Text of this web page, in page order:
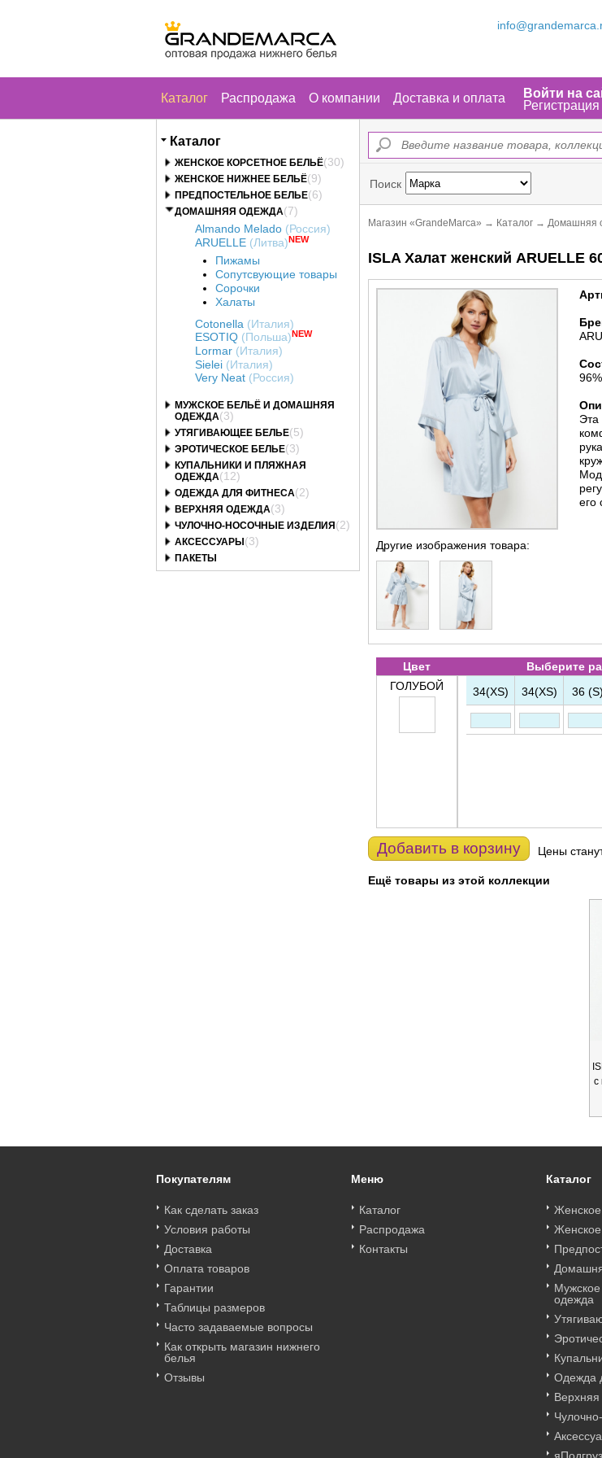
Каталог Распродажа О компании Доставка и оплата
Войти на
Регистрация
Каталог
ЖЕНСКОЕ КОРСЕТНОЕ БЕЛЬЁ(30)
ЖЕНСКОЕ НИЖНЕЕ БЕЛЬЁ(9)
ПРЕДПОСТЕЛЬНОЕ БЕЛЬЕ(6)
ДОМАШНЯЯ ОДЕЖДА(7)
Almando Melado (Россия)
ARUELLE (Литва)NEW
Пижамы
Сопутсвующие товары
Сорочки
Халаты
Cotonella (Италия)
ESOTIQ (Польша) NEW
Lormar (Италия)
Sielei (Италия)
Very Neat (Россия)
МУЖСКОЕ БЕЛЬЁ И ДОМАШНЯЯ
ОДЕЖДА(3)
УТЯГИВАЮЩЕЕ БЕЛЬЕ(5)
ЭРОТИЧЕСКОЕ БЕЛЬЕ(3)
КУПАЛЬНИКИ И ПЛЯЖНАЯ
ОДЕЖДА(12)
ОДЕЖДА ДЛЯ ФИТНЕСА(2)
ВЕРХНЯЯ ОДЕЖДА(3)
ЧУЛОЧНО-НОСОЧНЫЕ ИЗДЕЛИЯ (2)
АКСЕССУАРЫ (3)
ПАКЕТЫ
Поиск
Магазин «GrandeMarca» → Каталог → Домашняя
ISLA Халат женский ARUELLE
Другие изображения товара:
Эта
его
Цвет Выберите
ГОЛУБОЙ
34(XS) 34(XS) 36 (S)
Добавить в корзину Цены
Ещё товары из этой коллекции
с
Покупателям
Как сделать заказ
Условия работы
Доставка
Оплата товаров
Гарантии
Таблицы размеров
Часто задаваемые вопросы
Как открыть магазин нижнего
белья
Отзывы
Меню
Каталог
Распродажа
Контакты
Каталог
Женское
одежда
Одежда